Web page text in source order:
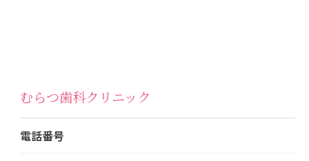
むらつ歯科クリニック
電話番号